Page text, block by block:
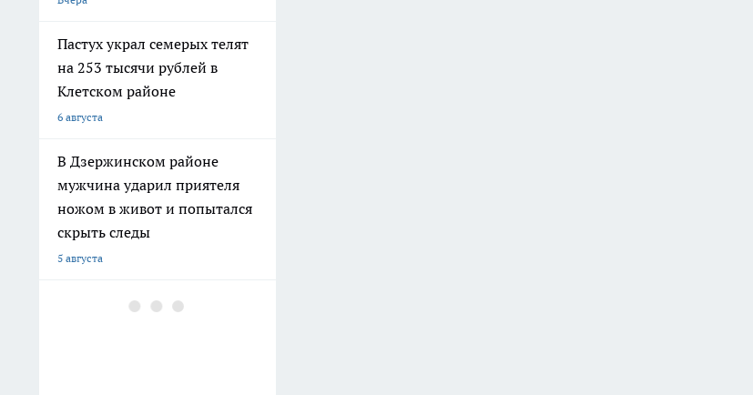
6 августа
В Дзержинском районе
мужчина ударил приятеля
ножом в живот и попытался
скрыть следы
В Волгограде двое молодых
людей угнали ВАЗ, чтобы
покататься
4 августа
В Волгограде здание